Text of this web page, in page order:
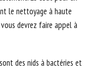
le nettoyage à haute
devrez faire appel à
des nids à bactéries et